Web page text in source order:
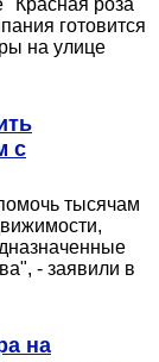
роза"
готовится
на улице
с
тысячам
- заявили в
на